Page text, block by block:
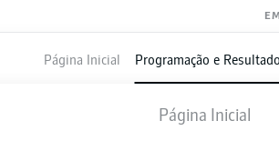
Página Inicial Programação e
Página Inicial
DORTMUND VFB